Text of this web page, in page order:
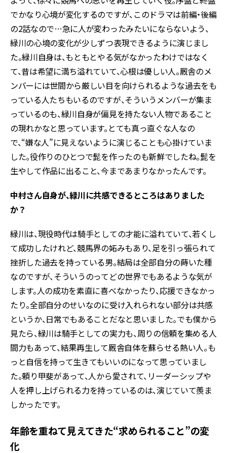
でかなり心境が変化するのですが、このドラマは前編・後編
の2話なので…急に人が変わったみたいにならないよう、
緑川の心境の変化が少しずつ表現できるように演じまし
た。緑川自身は、もともとやる気がなかったわけではなく
て、昔は希望に満ち溢れていて、心根は優しい人。厩舎のメ
ンバーには世間から厳しい目を向けられるような過去をも
っている人たちもいるのですが、そういうメンバーが集ま
っているのも、緑川自身が偏見を持たない人物であること
の現れかなと思っています。とても真っ直ぐな人なの
で、“嫌な人”に見えないように演じることも心掛けていま
した。役作りのひとつで髭を作ったのも新鮮でしたね。髭を
生やして作品に出ること、今まであまりなかったんです。
中村さん自身が、緑川に共感できるところはありました
か？
緑川は、現役時代は騎手としての才能に溢れていて、若くし
て成功したけれど、競馬界の妬みもあり、足を引っ張られて
挫折した過去を持っている男。結局は全部自分の蒔いた種
なのですが、そういうのってどの世界でもあるような気が
します。人の成功を素直に喜べなかったり、応援できなかっ
たり。全部自分のせいなのに受け入れられない部分は共感
というか、日常でもあることだなと思いました。でも僕から
見たら、緑川は騎手としての実力も、周りの信頼を集める人
間力もあって、結果再生して厩舎自体を蘇らせる熱い人。も
っと自信を持って生きてもいいのになって思っていまし
た。頼り甲斐があって、人から愛されて、リーダーシップや
人を押し上げられる力を持っているのは、演じていて羨ま
しかったです。
年齢を重ねて見えてきた“求められること”の変
化